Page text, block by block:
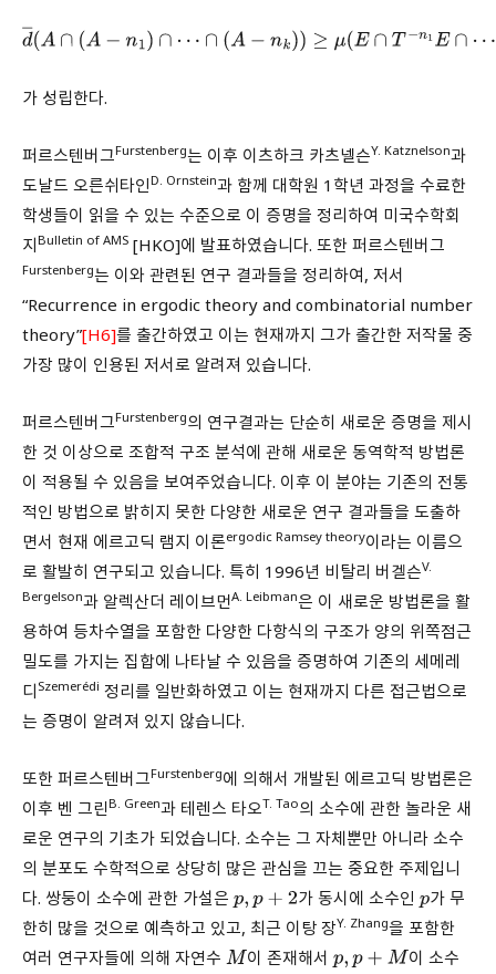
d―(A ∩ (A− n1 )∩⋯ ∩( A −nk )≥μ (E∩T−n 1E∩⋯∩T − nk )
가 성립한다.
퍼르스텐버그Furstenberg는 이후 이츠하크 카츠넬슨Y. Katznelson과
도날드 오른쉬타인D. Ornstein과 함께 대학원 1학년 과정을 수료한
학생들이 읽을 수 있는 수준으로 이 증명을 정리하여 미국수학회
지Bulletin of AMS [HKO]에 발표하였습니다. 또한 퍼르스텐버그
Furstenberg는 이와 관련된 연구 결과들을 정리하여, 저서
“Recurrence in ergodic theory and combinatorial number
theory”[H6]를 출간하였고 이는 현재까지 그가 출간한 저작물 중
가장 많이 인용된 저서로 알려져 있습니다.
퍼르스텐버그Furstenberg의 연구결과는 단순히 새로운 증명을 제시
한 것 이상으로 조합적 구조 분석에 관해 새로운 동역학적 방법론
이 적용될 수 있음을 보여주었습니다. 이후 이 분야는 기존의 전통
적인 방법으로 밝히지 못한 다양한 새로운 연구 결과들을 도출하
면서 현재 에르고딕 램지 이론ergodic Ramsey theory이라는 이름으
로 활발히 연구되고 있습니다. 특히 1996년 비탈리 버겔슨V.
Bergelson과 알렉산더 레이브먼A. Leibman은 이 새로운 방법론을 활
용하여 등차수열을 포함한 다양한 다항식의 구조가 양의 위쪽점근
밀도를 가지는 집합에 나타날 수 있음을 증명하여 기존의 세메레
디 Szemerédi 정리를 일반화하였고 이는 현재까지 다른 접근법으로
는 증명이 알려져 있지 않습니다.
또한 퍼르스텐버그Furstenberg에 의해서 개발된 에르고딕 방법론은
이후 벤 그린B. Green과 테렌스 타오T. Tao의 소수에 관한 놀라운 새
로운 연구의 기초가 되었습니다. 소수는 그 자체뿐만 아니라 소수
의 분포도 수학적으로 상당히 많은 관심을 끄는 중요한 주제입니
다. 쌍둥이 소수에 관한 가설은 p,p+2 가 동시에 소수인 p가 무
한히 많을 것으로 예측하고 있고, 최근 이탕 장Y. Zhang을 포함한
여러 연구자들에 의해 자연수 M 이 존재해서p,p+M
이 소수